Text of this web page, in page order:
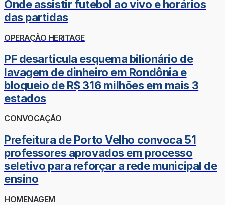
Onde assistir futebol ao vivo e horários
das partidas
OPERAÇÃO HERITAGE
PF desarticula esquema bilionário de
lavagem de dinheiro em Rondônia e
bloqueio de R$ 316 milhões em mais 3
estados
CONVOCAÇÃO
Prefeitura de Porto Velho convoca 51
professores aprovados em processo
seletivo para reforçar a rede municipal de
ensino
HOMENAGEM